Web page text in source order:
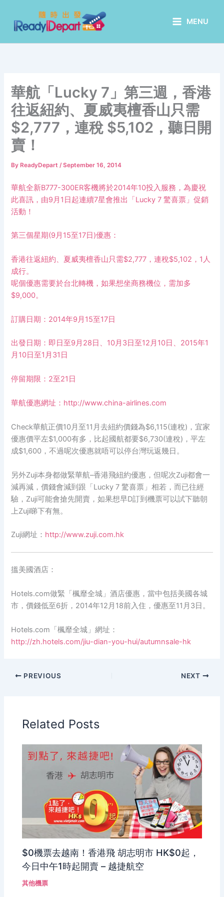
content
MENU
華航「Lucky 7」第三週，香港
往返紐約、夏威夷檀香山只需
$2,777，連稅 $5,102，聽日開
賣！
By ReadyDepart/September 16, 2014
華航全新B777-300ER客機將於2014年10投入服務，為慶祝
此喜訊，由9月1日起連續7星會推出「Lucky 7 驚喜票」促銷
活動！
第三個星期(9月 15至17日)優惠：
香港往返紐約、夏威夷檀香山只需$2,777，連稅$5,102， 1 人
成行。
呢個優惠需要於台北轉機，如果想坐商務機位，需加多
$9,000。
訂購日期： 2014年9月15至17日
出發日期：即日至9月 28 日、 10月 3日至12月 10日、 2015年1
月 10日至1 月 31 日
停留期限： 2至21 日
華航優惠網址： http://www.china-airlines.com
Check華航正價10月至11 月去紐約價錢為$6,115(連稅) ，宜家
優惠價平左$1,000有多，比起國航都要$6,730(連稅) ，平左
成$1,600 ，不過呢次優惠就唔可以停台灣玩返幾日。
另外Zuji本身都做緊華航–香港飛紐約優惠，但呢次Zuji都會一
減再減，價錢會減到跟「Lucky 7驚喜票」相若，而已往經
驗， Zuji可能會搶先開賣，如果想早D訂到機票可以試下聽朝
上Zuji睇下有無。
Zuji網址： http://www.zuji.com.hk
搵美國酒店：
Hotels.com做緊「楓靡全城」酒店優惠，當中包括美國各城
市，價錢低至6折， 2014年12月 18前入住，優惠至11 月 3 日。
Hotels.com 「楓靡全城」網址：
http://zh.hotels.com/jiu-dian-you-hui/autumnsale-hk
PREVIOUS NEXT
Related Posts
$0機票去越南！香港飛 胡志明市 HK$0起，
今日中午1時起開賣 – 越捷航空
其他機票